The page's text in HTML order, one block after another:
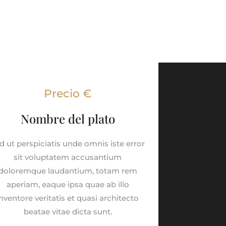
Precio €
Nombre del plato
ut perspiciatis unde omnis iste error
sit voluptatem accusantium
laudantium, totam rem
aperiam, eaque ipsa quae ab illo
veritatis et quasi architecto
beatae vitae dicta sunt.